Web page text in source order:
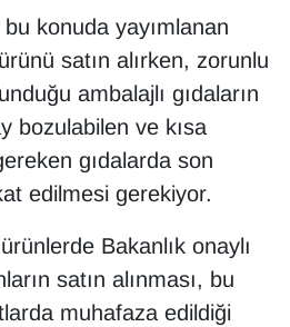
konuda yayımlanan
satın alırken, zorunlu
ambalajlı gıdaların
bozulabilen ve kısa
gıdalarda son
edilmesi gerekiyor.
Bakanlık onaylı
satın alınması, bu
muhafaza edildiği